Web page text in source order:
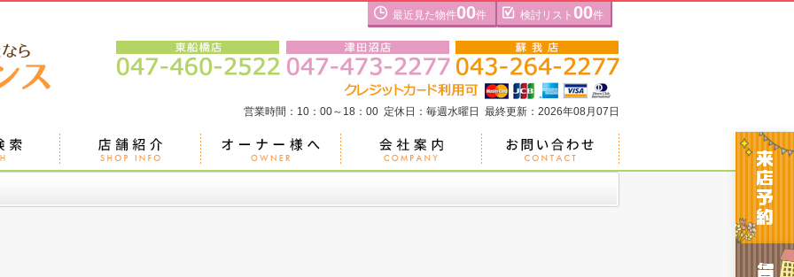
最近見た物件00件 検討リスト 00件
営業時間：10：00～18：00 定休日：毎週水曜日 最終更新：2026年08月07日